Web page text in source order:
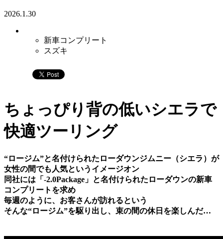
2026.1.30
新車コンプリート
スズキ
ちょっぴり背の低いシエラで
快適ツーリング
“ロージム”と名付けられたローダウンジムニー（シエラ）が
女性の間でも人気というイメージオン
同社には「-2.0Package」と名付けられたローダウンの新車
コンプリートを求め
毎週のように、お客さんが訪れるという
そんな“ロージム”を駆り出し、束の間の休日を楽しんだ…